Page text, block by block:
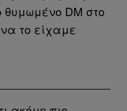
θυμωμένο DM στο
το είχαμε